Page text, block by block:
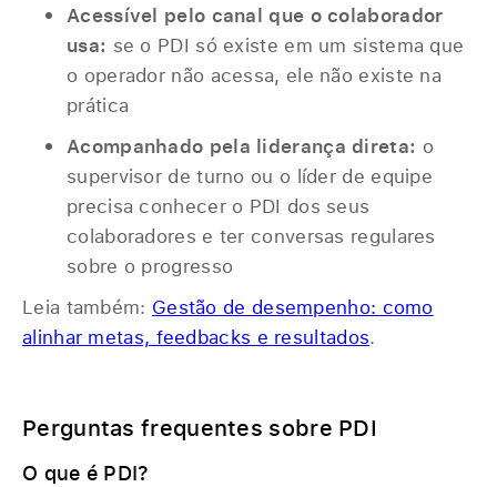
Acessível pelo canal que o colaborador
usa: se o PDI só existe em um sistema que
o operador não acessa, ele não existe na
prática
Acompanhado pela liderança direta: o
supervisor de turno ou o líder de equipe
precisa conhecer o PDI dos seus
colaboradores e ter conversas regulares
sobre o progresso
Leia também: Gestão de desempenho: como
alinhar metas, feedbacks e resultados.
Perguntas frequentes sobre PDI
O que é PDI?